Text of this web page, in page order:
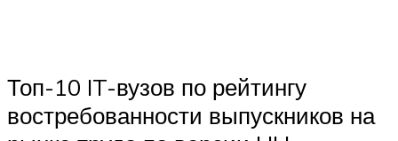
Топ-10 IT-вузов по рейтингу
востребованности выпускников на